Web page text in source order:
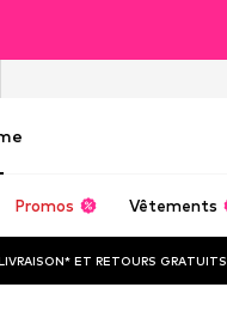
Promos Vêtements
ET RETOURS GRATUITS